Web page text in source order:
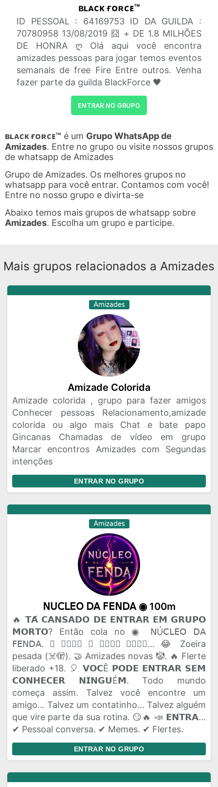
ʙʟᴀᴄᴋ ғᴏʀᴄᴇ™
ID PESSOAL : 64169753 ID DA GUILDA :
70780958 13/08/2019 囧 + DE 1.8 MILHÕES
DE HONRA ღ Olá aqui você encontra
amizades pessoas para jogar temos eventos
semanais de free Fire Entre outros. Venha
fazer parte da guilda BlackForce 🖤
ENTRAR NO GRUPO
ʙʟᴀᴄᴋ ғᴏʀᴄᴇ™ é um Grupo WhatsApp de
Amizades. Entre no grupo ou visite nossos grupos
de whatsapp de Amizades
Grupo de Amizades. Os melhores grupos no
whatsapp para você entrar. Contamos com você!
Entre no nosso grupo e divirta-se
Abaixo temos mais grupos de whatsapp sobre
Amizades. Escolha um grupo e participe.
Mais grupos relacionados a Amizades
Amizades
Amizade Colorida
Amizade colorida , grupo para fazer amigos
Conhecer pessoas Relacionamento,amizade
colorida ou algo mais Chat e bate papo
Gincanas Chamadas de vídeo em grupo
Marcar encontros Amizades com Segundas
intenções
ENTRAR NO GRUPO
Amizades
𝖭𝖴𝖢𝖫𝖤𝖮 𝖣𝖠 𝖥𝖤𝖭𝖣𝖠 ◉ 100m
🔥 𝗧𝗔́ 𝗖𝗔𝗡𝗦𝗔𝗗𝗢 𝗗𝗘 𝗘𝗡𝗧𝗥𝗔𝗥 𝗘𝗠 𝗚𝗥𝗨𝗣𝗢
𝗠𝗢𝗥𝗧𝗢? Então cola no ◉ 𝖭Ú𝖢𝖫𝖤𝖮 𝖣𝖠
𝖥𝖤𝖭𝖣𝖠. 🫟 𝗔𝗤𝗨𝗜 𝗢 𝗣𝗔𝗣𝗢 𝗙𝗟𝗨𝗜... 😂 Zoeira
pesada (☠️🫣). 🤝 Amizades novas 🤡. 🔥 Flerte
liberado +18. 🎈 𝗩𝗢𝗖Ê 𝗣𝗢𝗗𝗘 𝗘𝗡𝗧𝗥𝗔𝗥 𝗦𝗘𝗠
𝗖𝗢𝗡𝗛𝗘𝗖𝗘𝗥 𝗡𝗜𝗡𝗚𝗨É𝗠. Todo mundo
começa assim. Talvez você encontre um
amigo... Talvez um contatinho... Talvez alguém
que vire parte da sua rotina. 😏🔥 📣 𝗘𝗡𝗧𝗥𝗔...
✔ Pessoal conversa. ✔ Memes. ✔ Flertes.
ENTRAR NO GRUPO